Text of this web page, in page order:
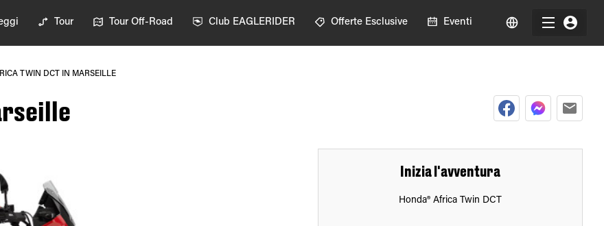
Tour Tour Off-Road Club EAGLERIDER Offerte Esclusive Eventi
TWIN DCT IN MARSEILLE
Inizia l'avventura
Honda® Africa Twin DCT